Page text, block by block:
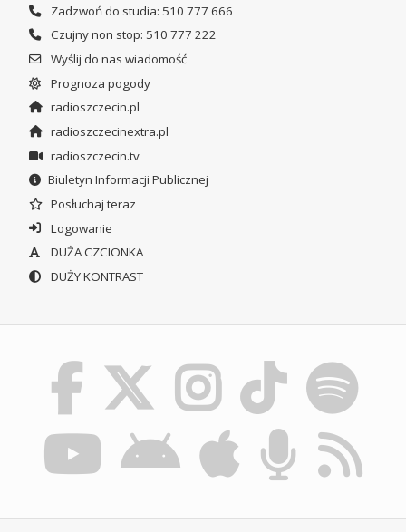
Zadzwoń do studia: 510 777 666
Czujny non stop: 510 777 222
Wyślij do nas wiadomość
Prognoza pogody
radioszczecin.pl
radioszczecinextra.pl
radioszczecin.tv
Biuletyn Informacji Publicznej
Posłuchaj teraz
Logowanie
DUŻA CZCIONKA
DUŻY KONTRAST